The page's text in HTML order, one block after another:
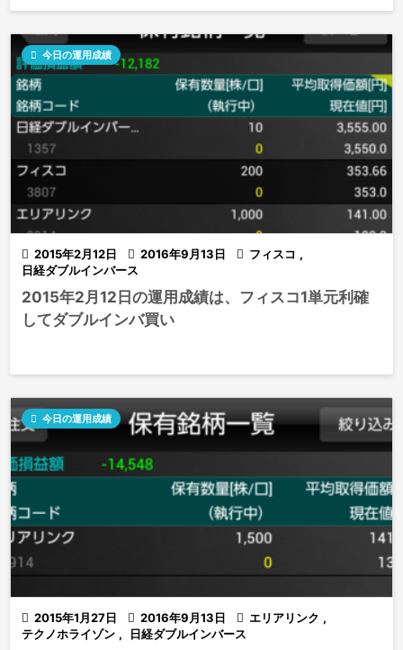
 2015年2月12日  2016年9月13日
 今日の運用成績
 フィスコ ,
日経ダブルインバース
2015年2月12日の運用成績は、フィスコ1単元利確
してダブルインバ買い
 2015年1月27日  2016年9月13日
 今日の運用成績
 エリアリンク ,
テクノホライゾン , 日経ダブルインバース